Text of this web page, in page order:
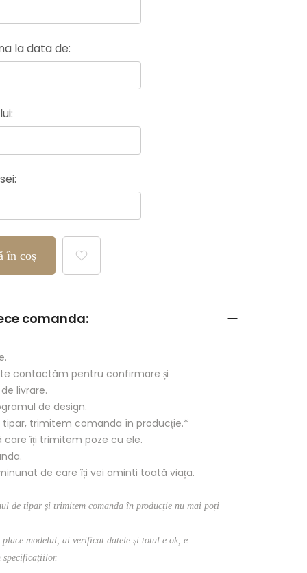
la data de:
în coş
comanda:
contactăm pentru confirmare și
livrare.
de design.
tipar, trimitem comanda în producție.*
care îți trimitem poze cu ele.
de care îți vei aminti toată viața.
de tipar și trimitem comanda în producție nu mai poți
modelul, ai verificat datele și totul e ok, e
specificațiilor.